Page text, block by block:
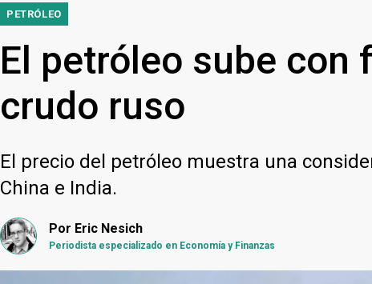
PETRÓLEO
El petróleo sube con
crudo ruso
El precio del petróleo muestra una
China e India.
Por Eric Nesich
Periodista especializado en Economía y Finanzas